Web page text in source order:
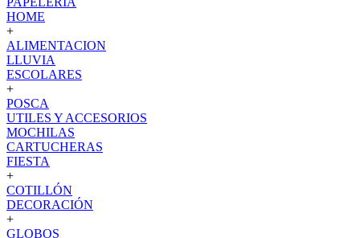
HOME
+
ALIMENTACION
LLUVIA
ESCOLARES
+
POSCA
UTILES Y ACCESORIOS
MOCHILAS
CARTUCHERAS
FIESTA
+
COTILLÓN
DECORACIÓN
+
GLOBOS